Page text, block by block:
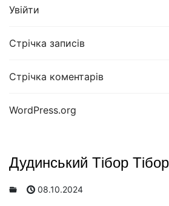
Увійти
Стрічка записів
Стрічка коментарів
WordPress.org
Дудинський Тібор
08.10.2024